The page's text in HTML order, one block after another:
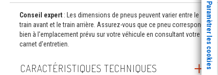
Conseil expert : Les dimensions de pneus peuvent varier entre le
train avant et le train arrière. Assurez-vous que ce pneu correspond
bien à l'emplacement prévu sur votre véhicule en consultant votre
carnet d'entretien.
CARACTÉRISTIQUES TECHNIQUES Paramètrer les cookies